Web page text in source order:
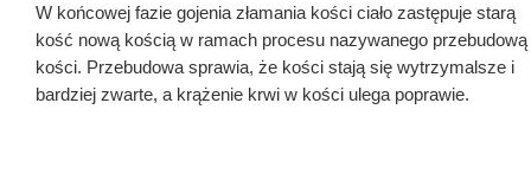
W końcowej fazie gojenia złamania kości ciało zastępuje starą
kość nową kością w ramach procesu nazywanego przebudową
kości. Przebudowa sprawia, że kości stają się wytrzymalsze i
bardziej zwarte, a krążenie krwi w kości ulega poprawie.